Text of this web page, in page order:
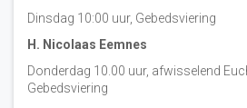
Dinsdag 10:00 uur, Gebedsviering
H. Nicolaas Eemnes
Donderdag 10.00 uur, afwisselend
Gebedsviering